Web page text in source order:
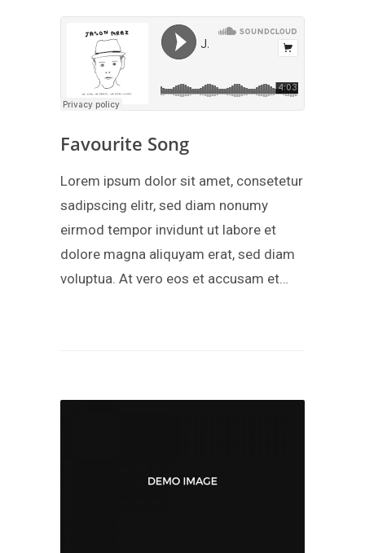
Favourite Song
Lorem ipsum dolor sit amet, consetetur
sadipscing elitr, sed diam nonumy
eirmod tempor invidunt ut labore et
dolore magna aliquyam erat, sed diam
voluptua. At vero eos et accusam et…